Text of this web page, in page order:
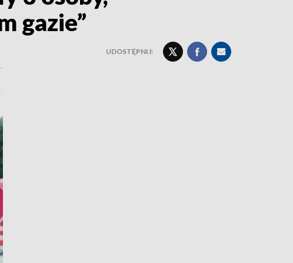
gazie”
UDOSTĘPNIJ: